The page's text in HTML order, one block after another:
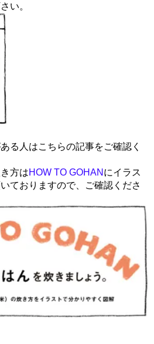
い。
る人はこちらの記事をご確認く
方はHOW TO GOHAN にイラス
ておりますので、ご確認くださ